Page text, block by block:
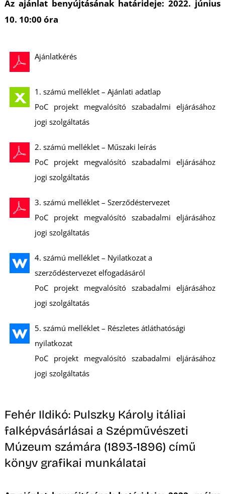
Az ajánlat benyújtásának határideje: 2022. június
10. 10:00 óra
Ajánlatkérés
1. számú melléklet – Ajánlati adatlap
PoC projekt megvalósító szabadalmi eljárásához
jogi szolgáltatás
2. számú melléklet – Műszaki leírás
PoC projekt megvalósító szabadalmi eljárásához
jogi szolgáltatás
3. számú melléklet – Szerződéstervezet
PoC projekt megvalósító szabadalmi eljárásához
jogi szolgáltatás
4. számú melléklet – Nyilatkozat a
szerződéstervezet elfogadásáról
PoC projekt megvalósító szabadalmi eljárásához
jogi szolgáltatás
5. számú melléklet – Részletes átláthatósági
nyilatkozat
PoC projekt megvalósító szabadalmi eljárásához
jogi szolgáltatás
Fehér Ildikó: Pulszky Károly itáliai
falképvásárlásai a Szépművészeti
Múzeum számára (1893-1896) című
könyv grafikai munkálatai